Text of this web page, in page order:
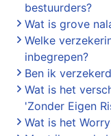
bestuurders?
Wat is grove
Welke
inbegrepen?
Ben ik
Wat is het
'Zonder Eigen
Wat is het